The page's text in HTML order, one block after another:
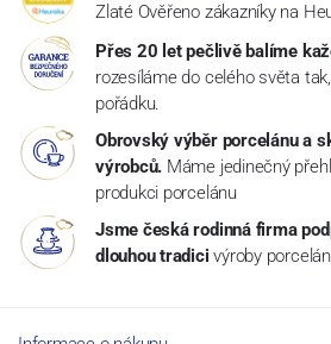
Zlaté Ověřeno zákazníky na
Přes 20 let pečlivě balíme
rozesíláme do celého světa
pořádku.
Obrovský výběr porcelánu a
výrobců. Máme jedinečný
produkci porcelánu
Jsme česká rodinná firma
dlouhou tradici výroby